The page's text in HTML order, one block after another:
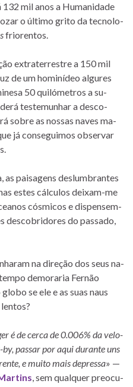
mil anos a Humanidade
o úl­timo grito da tec­no­lo­
friorentos.
ex­tra­ter­res­tre a 150 mil
de um ho­mi­ní­deo al­gu­res
50 qui­ló­me­tros a su­
tes­te­mu­nhar a des­co­
so­bre as nos­sas na­ves ma­
já con­se­gui­mos ob­ser­var
as pai­sa­gens des­lum­bran­tes
es­tes cál­cu­los deixam-me
cós­mi­cos e dispensem-
des­co­bri­do­res do pas­sado,
na di­re­ção dos seus na­
de­mo­ra­ria Fernão
se ele e as suas naus
é de cerca de 0.006% da ve­lo­
pas­sar por aqui du­rante uns
e muito mais de­pressa» —
, sem qual­quer pre­o­cu­